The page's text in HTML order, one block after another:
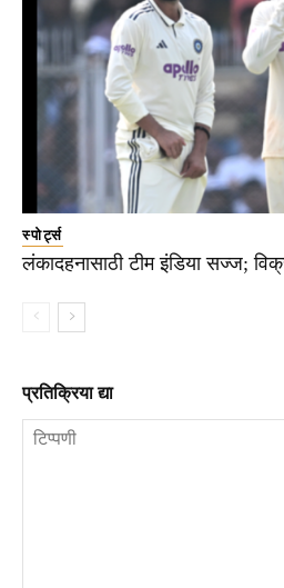
स्पोर्ट्स
लंकादहनासाठी टीम इंडिया सज्ज;
प्रतिक्रिया द्या